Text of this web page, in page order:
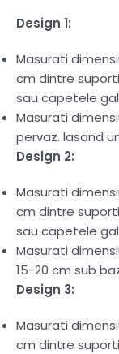
Design 1:
Masurati
cm dintre
sau capetele
Masurati
pervaz. lasand
Design 2:
Masurati
cm dintre
sau capetele
Masurati
15-20 cm sub
Design 3:
Masurati
cm dintre